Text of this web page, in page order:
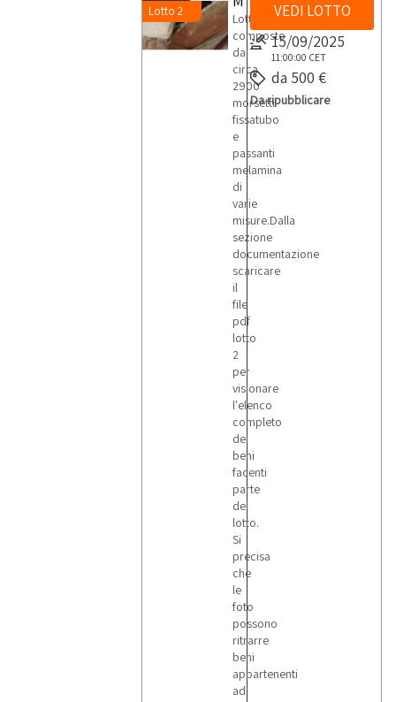
Lotto 2
Lotto
composto
da:
circa
2900
morsetti
fissatubo
e
passanti
melamina
di
varie
misure.Dalla
sezione
documentazione
scaricare
il
file
pdf
lotto
2
per
visionare
l'elenco
completo
dei
beni
facenti
parte
del
lotto.
Si
precisa
che
le
foto
possono
ritrarre
beni
appartenenti
ad
VEDI LOTTO
15/09/2025
11:00:00 CET
da 500 €
Da ripubblicare